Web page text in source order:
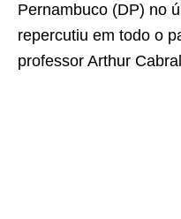
Pernambuco (DP) no
repercutiu em todo o
professor Arthur